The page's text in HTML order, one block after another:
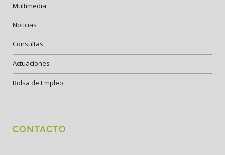
Multimedia
Noticias
Consultas
Actuaciones
Bolsa de Empleo
CONTACTO